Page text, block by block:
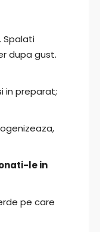
. Spalati
dupa gust.
in preparat;
le in
pe care